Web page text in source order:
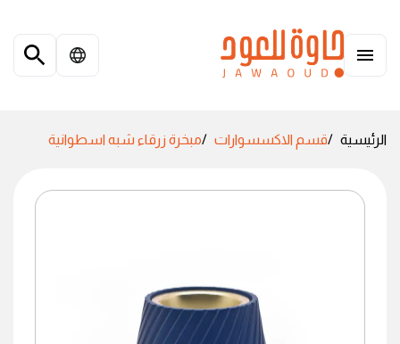
الرئيسية قسم الاكسسوارات مبخرة زرقاء شبه اسطوانية